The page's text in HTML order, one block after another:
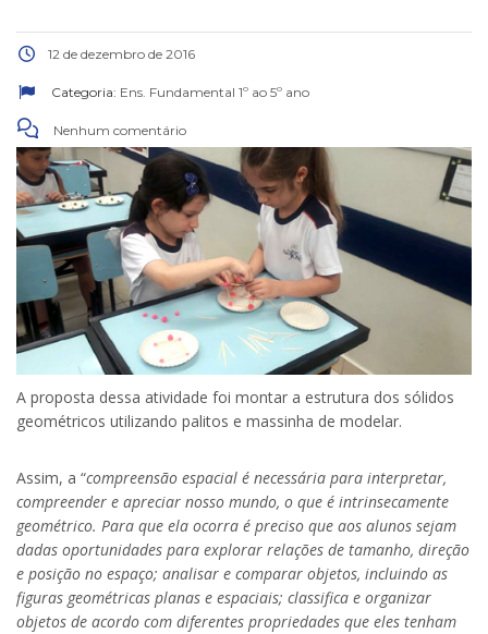
12 de dezembro de 2016
Categoria: Ens. Fundamental 1º ao 5º ano
Nenhum comentário
A proposta dessa atividade foi montar a estrutura dos sólidos
geométricos utilizando palitos e massinha de modelar.
Assim, a “compreensão espacial é necessária para interpretar,
compreender e apreciar nosso mundo, o que é intrinsecamente
geométrico. Para que ela ocorra é preciso que aos alunos sejam
dadas oportunidades para explorar relações de tamanho, direção
e posição no espaço; analisar e comparar objetos, incluindo as
figuras geométricas planas e espaciais; classifica e organizar
objetos de acordo com diferentes propriedades que eles tenham